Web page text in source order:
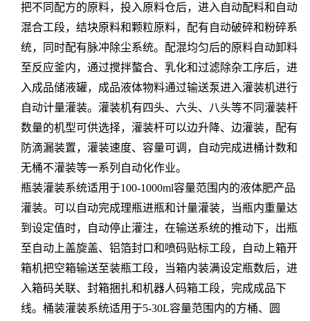
把不同配方的原料，投入原料仓后，进入自动配料和自动
混合工段，结块原料和颗粒原料，配有自动破碎和粉碎系
统，同时配有脉冲除尘系统。配混均匀后的原料自动卸料
至反应釜内，通过搅拌螯合、乳化和过滤除杂工序后，进
入成品储液罐，成品液体物料通过输送泵进入灌装机进行
自动计量灌装。灌装机有四头、六头、八头等不同灌装杆
数量的机型可供选择，灌装杆可以边升降、边灌装，配有
防滴漏装置，灌装速度、容量可调，自动完成进桶计数和
无桶不灌装等一系列自动化作业。
瓶装灌装系统适用于100-1000ml容量范围内的液体肥产品
灌装。可以自动完成理瓶进瓶和计量灌装，当瓶内重量达
到设定值时，自动停止灌注，在输送系统的推动下，出瓶
至自动上盖旋盖、铝箔封口和喷码贴标工段，自动上箱开
箱机把空箱输送至装瓶工段，当箱内装满设定瓶数后，进
入箱码关联、封箱捆扎和机器人码箱工段，完成成品下
线。桶装灌装系统适用于5-30L容量范围内的方桶、圆